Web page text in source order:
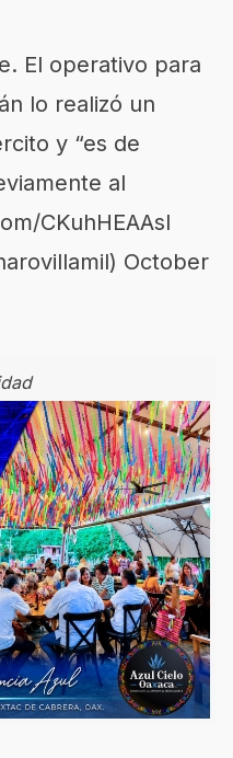
. El operativo para
lo realizó un
y “es de
al
CKuhHEAAsl
October